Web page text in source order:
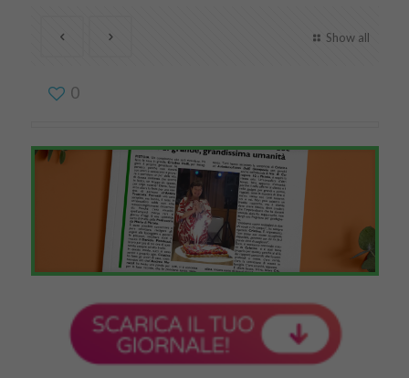
Show all
0